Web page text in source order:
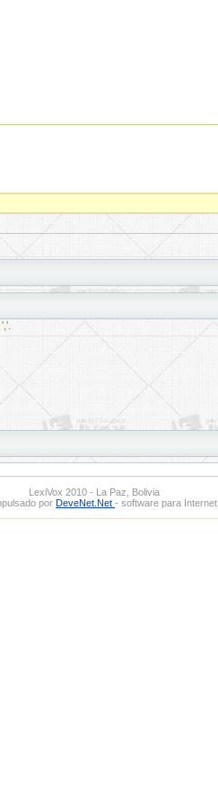
LexiVox 2010 - La Paz, Bolivia
por DeveNet.Net - software para Internet